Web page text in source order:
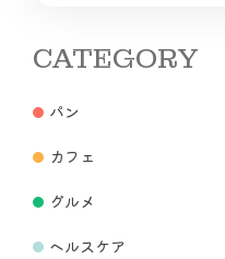
CATEGORY
パン
カフェ
グルメ
ヘルスケア